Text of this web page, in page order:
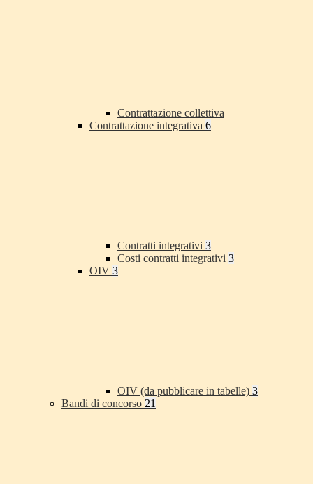
Contrattazione collettiva
Contrattazione integrativa 6
Contratti integrativi 3
Costi contratti integrativi 3
OIV 3
OIV (da pubblicare in tabelle) 3
Bandi di concorso 21